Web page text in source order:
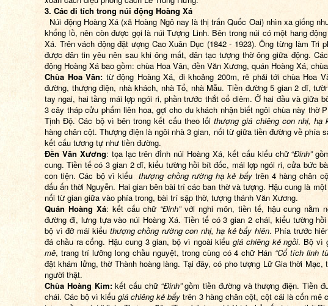
3. Các di tích trong núi động Hoàng Xá
Núi động Hoàng Xá (xã Hoàng Ngô nay là thị trấn Quốc Oai) nhìn xa giống
khổng lồ, nên còn được gọi là núi Tượng Linh. Bên trong núi có một hang
Xá. Trên vách động đặt ượng Cao Xuân Dục (1842 - 1923). Ông từng làm Tri
được dân tin yêu nên sau khi ông mất, dân tạc tượng thờ ông giữa động.
động Hoàng Xá bao gồm: chùa Hoa Vân, đền Văn Xương, quán Hoàng Xá,
Chùa Hoa Vân: từ động Hoàng Xá, đi khoảng 200m, rẽ phải tới chùa Hoa
đường, thượng điện, nhà khách, nhà Tổ, nhà Mẫu. Tiền đường 5 gian 2 dĩ,
tay ngai, hai tầng mái lợp ngói ri, phần trước thắt cổ diêm. Ở hai đầu và giữa
3 cây tháp cửu phẩm liên hoa, gợi cho du khách nhận biết ngôi chùa này thờ
Tịnh Độ. Các bộ vì bên trong kết cấu theo lốithượng giá chiêng con nhị, hạ
hàng chân cột. Thượng điện là ngôi nhà 3 gian, nối từ giữa tiền đường về phía
kết cấu tương tự như tiền đường.
Đền Văn Xương: tọa lạc trên đỉnh núi Hoàng Xá, kết cấu kiểu chữ “Đinh”
cung. Tiền tế có 3 gian 2 dĩ, kiểu tường hồi bít đốc, mái lợp ngói ri, cửa bức
con tiện. Các bộ vì kiểuthượng chồng rường hạ kẻ bẩytrên 4 hàng chân
dấu ấn thời Nguyễn. Hai gian bên bài trí các ban thờ và tượng. Hậu cung là
nối từ gian giữa vào phía trong, bài trí sập thờ, tượng thánh Văn Xương.
Quán Hoàng Xá: kết cấu chữ “Đinh”với nghi môn, tiền tế, hậu cung nằm
đường đi, lưng tựa vào núi Hoàng Xá. Tiền tế có 3 gian 2 chái, kiểu tường
bộ vì đỡ mái kiểu thượng chồng rường con nhị, hạ kẻ bẩy hiên. Phía trước
đá chầu ra cổng. Hậu cung 3 gian, bộ vì ngoài kiểu giá chiêng kẻ ngồi. Bộ vì
mê, trang trí lưỡng long chầu nguyệt, trong cùng có 4 chữ Hán “Cổ tích linh
đặt khám lửng, thờ Thành hoàng làng. Tại đây, có pho tượng Lữ Gia thời Mạc,
người thật.
Chùa Hoàng Kim:kết cấu chữ “Đinh”gồm tiền đường và thượng điện. Tiền
chái. Các bộ vì kiểugiá chiêng kẻ bẩy trên 3 hàng chân cột, cột cái là cốn mê